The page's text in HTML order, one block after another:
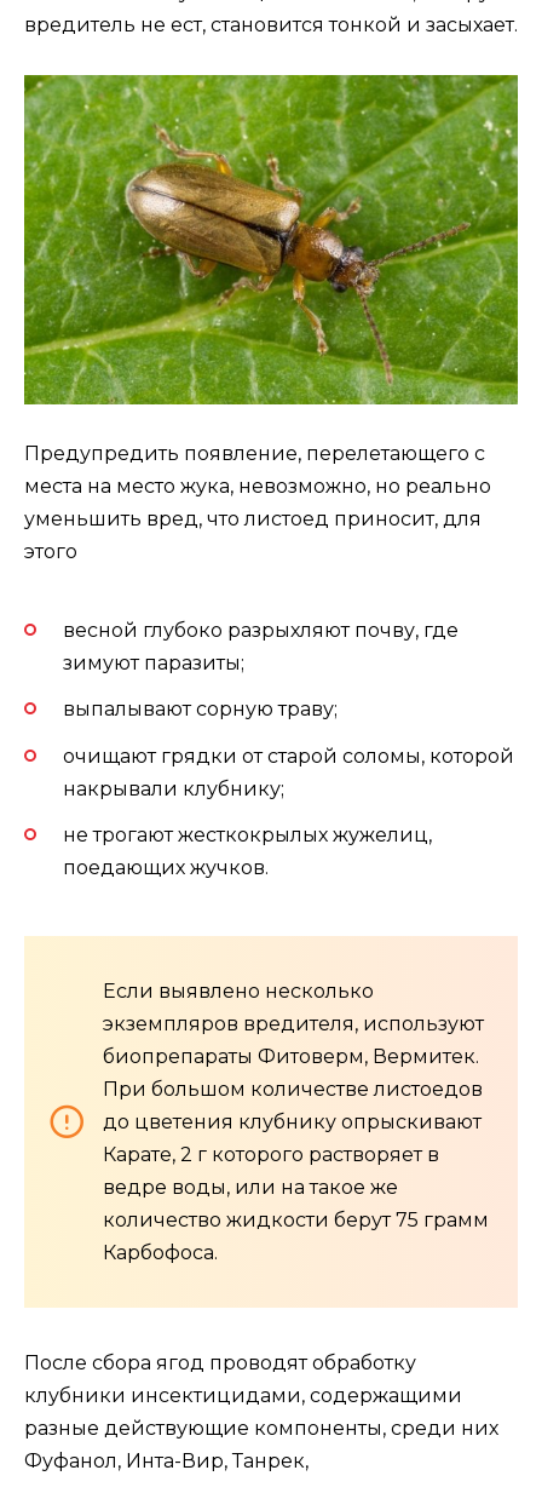
вредитель не ест, становится тонкой и засыхает.
Предупредить появление, перелетающего с
места на место жука, невозможно, но реально
уменьшить вред, что листоед приносит, для
этого
весной глубоко разрыхляют почву, где
зимуют паразиты;
выпалывают сорную траву;
очищают грядки от старой соломы, которой
накрывали клубнику;
не трогают жесткокрылых жужелиц,
поедающих жучков.
Если выявлено несколько
экземпляров вредителя, используют
биопрепараты Фитоверм, Вермитек.
При большом количестве листоедов
до цветения клубнику опрыскивают
Карате, 2 г которого растворяет в
ведре воды, или на такое же
количество жидкости берут 75 грамм
Карбофоса.
После сбора ягод проводят обработку
клубники инсектицидами, содержащими
разные действующие компоненты, среди них
Фуфанол, Инта-Вир, Танрек,